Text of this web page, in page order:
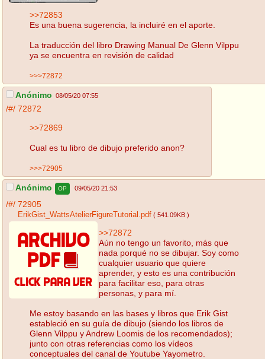
>>72853
Es una buena sugerencia, la incluiré en el aporte.
La traducción del libro Drawing Manual De Glenn Vilppu
ya se encuentra en revisión de calidad
>>>72872
Anónimo 08/05/20 07:55
/#/ 72872
>>72869
Cual es tu libro de dibujo preferido anon?
>>>72905
Anónimo OP 09/05/20 21:53
/#/ 72905
ErikGist_WattsAtelierFigureTutorial.pdf ( 541.09KB )
>>72872
Aún no tengo un favorito, más que
nada porqué no se dibujar. Soy como
cualquier usuario que quiere
aprender, y esto es una contribución
para facilitar eso, para otras
personas, y para mí.
Me estoy basando en las bases y libros que Erik Gist
estableció en su guía de dibujo (siendo los libros de
Glenn Vilppu y Andrew Loomis de los recomendados);
junto con otras referencias como los vídeos
conceptuales del canal de Youtube Yayometro.